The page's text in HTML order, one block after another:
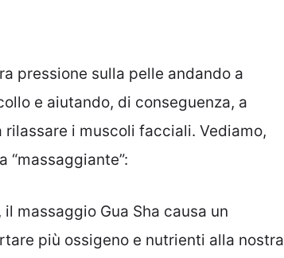
pressione sulla pelle andando a
e aiutando, di conseguenza, a
i muscoli facciali. Vediamo,
massaggio Gua Sha causa un
più ossigeno e nutrienti alla nostra